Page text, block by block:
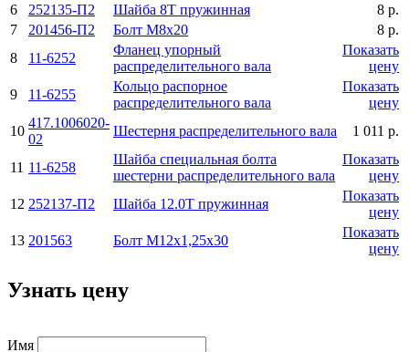
6
252135-П2 Шайба 8Т пружинная
8 р.
7
201456-П2 Болт M8x20
8 р.
8
11-6252
Фланец упорный
распределительного вала
Показать
цену
9
11-6255
Кольцо распорное
распределительного вала
Показать
цену
10
417.1006020-
02
Шестерня распределительного вала 1 011 р.
11 11-6258
Шайба специальная болта
шестерни распределительного вала
Показать
цену
12 252137-П2 Шайба 12.0Т пружинная
Показать
цену
13 201563 Болт M12x1,25x30
Показать
цену
Узнать цену
Имя